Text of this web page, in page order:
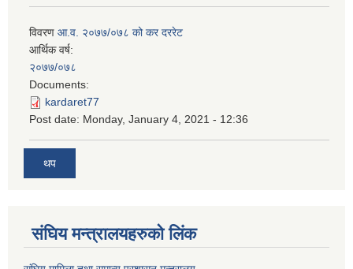
विवरण आ.व. २०७७/०७८ को कर दररेट
आर्थिक वर्ष:
२०७७/०७८
Documents:
kardaret77
Post date: Monday, January 4, 2021 - 12:36
थप
स‌ंघिय मन्त्रालयहरुको लिंक